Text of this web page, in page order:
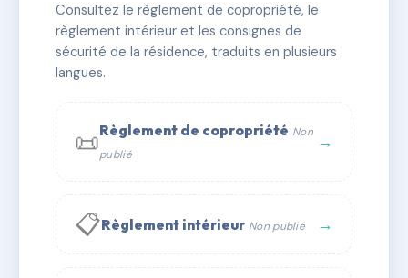
✓ Immatriculée 🏠 180 lots 🏗 4 bâtiment(s)
📞 Contacter Syndic Digital
Consultez le règlement de copropriété, le
règlement intérieur et les consignes de
sécurité de la résidence, traduits en plusieurs
langues.
📜Règlement de copropriété Non
publié
→
📋Règlement intérieur Non publié →